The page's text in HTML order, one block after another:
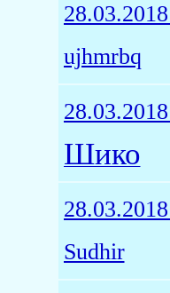
28.03.2018
ujhmrbq
28.03.2018
Шико
28.03.2018
Sudhir